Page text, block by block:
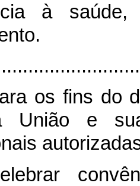
à
os fins do
União e